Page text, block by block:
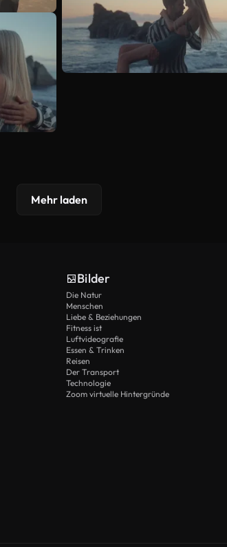
Mehr laden
Bilder
Die Natur
Menschen
Liebe & Beziehungen
Fitness ist
Luftvideografie
Essen & Trinken
Reisen
Der Transport
Technologie
Zoom virtuelle Hintergründe